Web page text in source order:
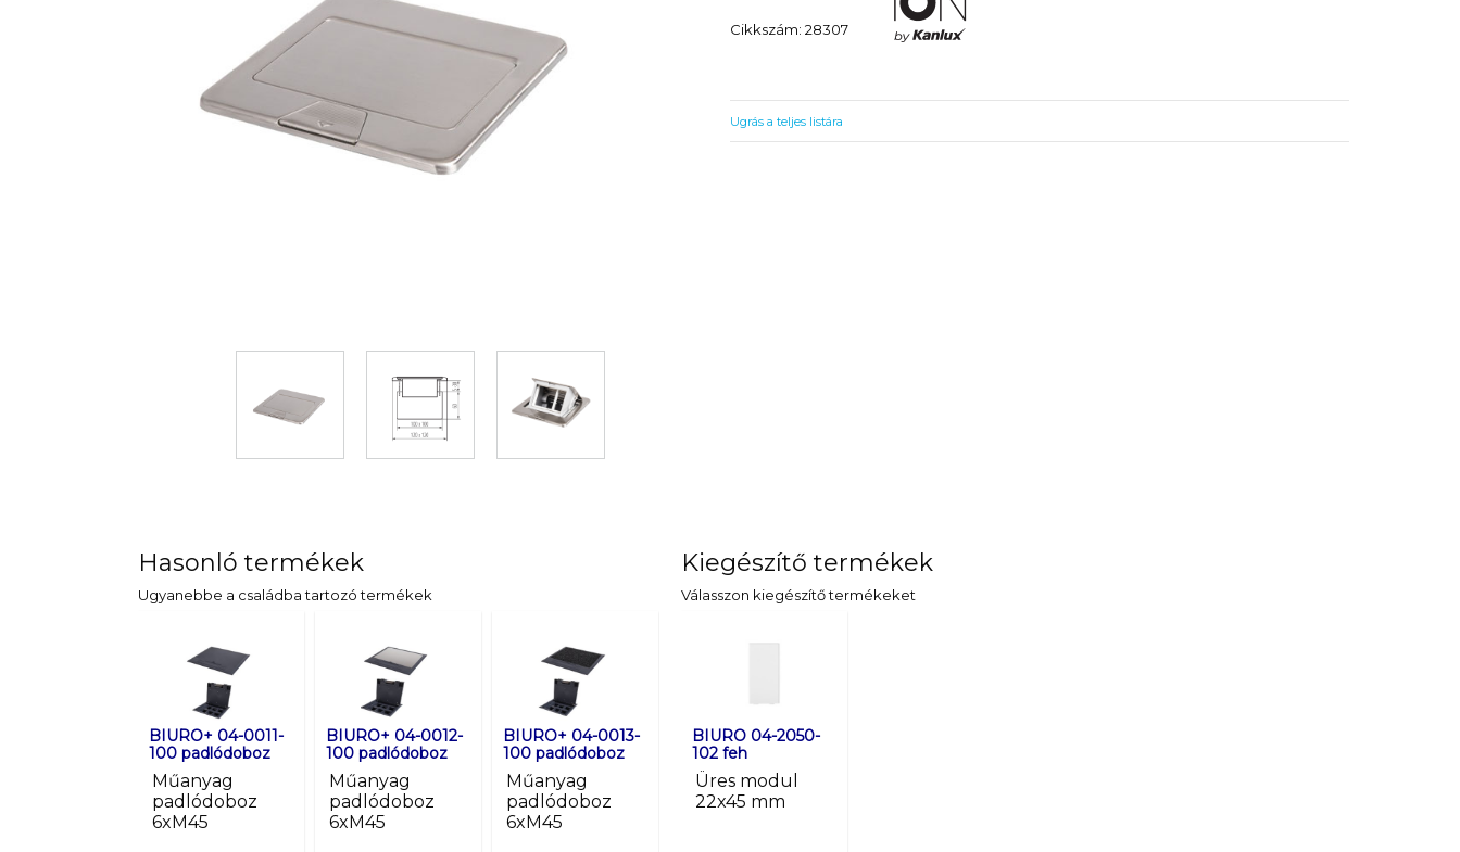
Cikkszám: 28307
Ugrás a teljes listára
Hasonló termékek
Ugyanebbe a családba tartozó termékek
BIURO+ 04-0011-
100 padlódoboz
Műanyag
padlódoboz
6xM45
BIURO+ 04-0012-
100 padlódoboz
Műanyag
padlódoboz
6xM45
BIURO+ 04-0013-
100 padlódoboz
Műanyag
padlódoboz
6xM45
BIURO+ 04-0021-
100 padlódoboz
Műanyag
padlódoboz
Kiegészítő termékek
Válasszon kiegészítő termékeket
BIURO 04-2050-
102 feh
Üres modul
22x45 mm